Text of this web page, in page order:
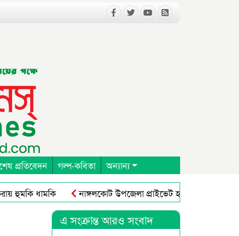
প্রতিবেদন গল্প-কবিতা অন্যান্য
ধামকি নাঙ্গলকোট উপজেলা প্রাইভেট হসপিটাল ক্লিনিক
এ সংক্রান্ত আরও সংবাদ